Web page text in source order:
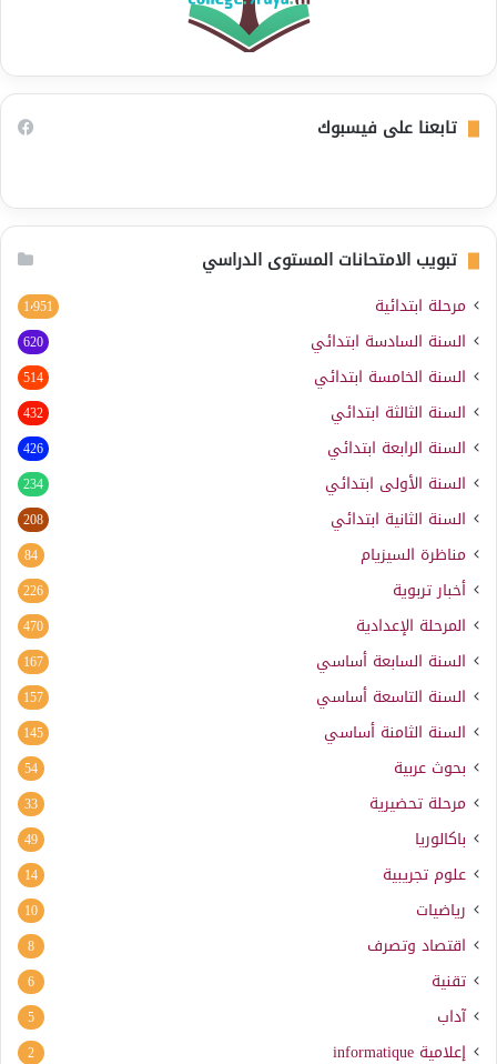
تابعنا على فيسبوك
تبويب الامتحانات المستوى الدراسي
مرحلة ابتدائية 1٬951
السنة السادسة ابتدائي 620
السنة الخامسة ابتدائي 514
السنة الثالثة ابتدائي 432
السنة الرابعة ابتدائي 426
السنة الأولى ابتدائي 234
السنة الثانية ابتدائي 208
مناظرة السيزيام 84
أخبار تربوية 226
المرحلة الإعدادية 470
السنة السابعة أساسي 167
السنة التاسعة أساسي 157
السنة الثامنة أساسي 145
بحوث عربية 54
مرحلة تحضيرية 33
باكالوريا 49
علوم تجريبية 14
رياضيات 10
اقتصاد وتصرف 8
تقنية 6
آداب 5
إعلامية informatique
2